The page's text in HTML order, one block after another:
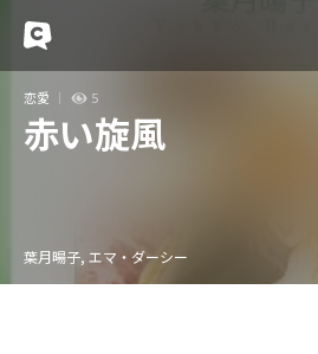
恋愛 5
赤い旋風
葉月暘子, エマ・ダーシー